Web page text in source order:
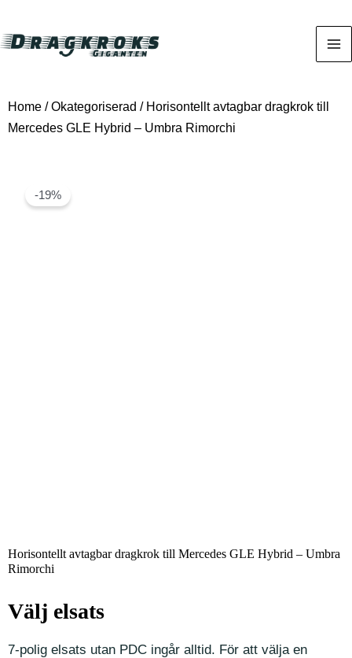
Home /Okategoriserad / Horisontellt avtagbar dragkrok till
Mercedes GLE Hybrid – Umbra Rimorchi
-19%
Horisontellt avtagbar dragkrok till Mercedes GLE Hybrid – Umbra
Rimorchi
Välj elsats
7-polig elsats utan PDC ingår alltid. För att välja en